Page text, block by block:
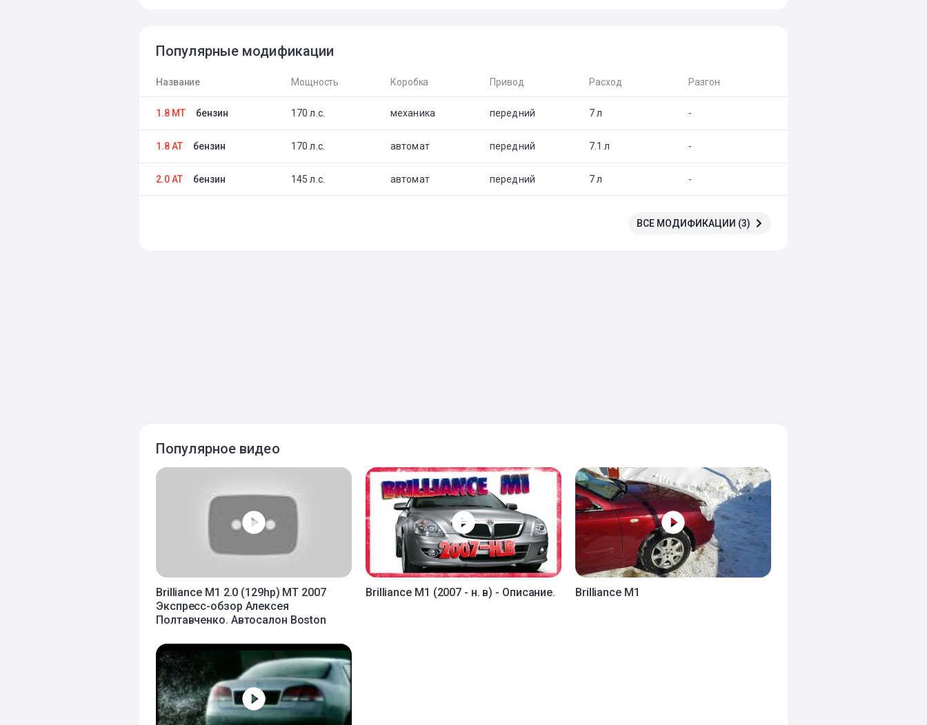
Популярные модификации
Название Мощность Коробка Привод Расход Разгон
1.8 MT бензин 170 л.с. механика передний 7 л -
1.8 AT бензин 170 л.с. автомат передний 7.1 л -
2.0 AT бензин 145 л.с. автомат передний 7 л -
ВСЕ МОДИФИКАЦИИ (3)
Популярное видео
Brilliance M1 2.0 (129hp) MT 2007
Экспресс-обзор Алексея
Полтавченко. Автосалон Boston
Brilliance M1 (2007 - н. в) - Описание. Brilliance M1